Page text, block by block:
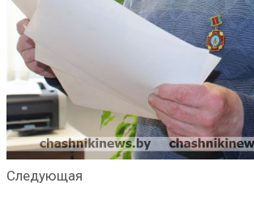
Следующая